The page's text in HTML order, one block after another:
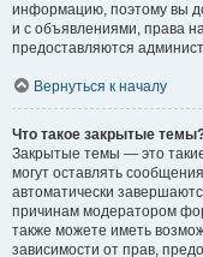
информацию, поэтому вы
и с объявлениями, права
предоставляются
Вернуться к началу
Что такое закрытые
Закрытые темы — это
могут оставлять
автоматически
причинам модератором
также можете иметь
зависимости от прав,